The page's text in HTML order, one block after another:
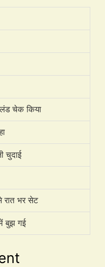
लंड चेक किया
चुदाई
रात भर सेट
बुझ गई